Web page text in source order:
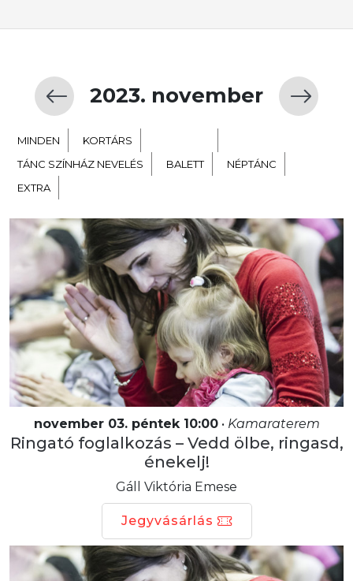
2023. november
MINDEN KORTÁRS
TÁNC SZÍNHÁZ NEVELÉS
BALETT
NÉPTÁNC
EXTRA
november 03. péntek 10:00• Kamaraterem
Ringató foglalkozás – Vedd ölbe, ringasd,
énekelj!
Gáll Viktória Emese
Jegyvásárlás